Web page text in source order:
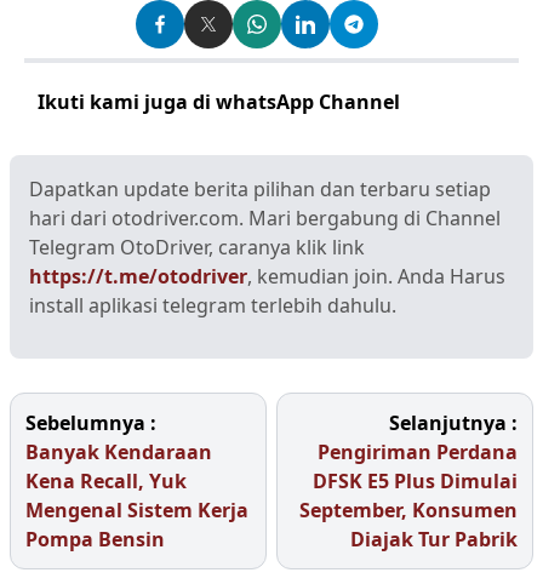
Ikuti kami juga di whatsApp Channel
Dapatkan update berita pilihan dan terbaru setiap
hari dari otodriver.com. Mari bergabung di Channel
Telegram OtoDriver, caranya klik link
https://t.me/otodriver, kemudian join. Anda Harus
install aplikasi telegram terlebih dahulu.
Sebelumnya :
Banyak Kendaraan
Kena Recall, Yuk
Mengenal Sistem Kerja
Pompa Bensin
Selanjutnya :
Pengiriman Perdana
DFSK E5 Plus Dimulai
September, Konsumen
Diajak Tur Pabrik